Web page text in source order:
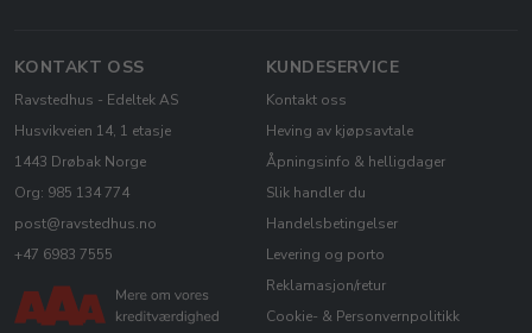
KONTAKT OSS
Ravstedhus - Edeltek AS
Husvikveien 14, 1 etasje
1443 Drøbak Norge
Org: 985 134 774
post@ravstedhus.no
+47 6983 7555
KUNDESERVICE
Kontakt oss
Heving av kjøpsavtale
Åpningsinfo & helligdager
Slik handler du
Handelsbetingelser
Levering og porto
Reklamasjon/retur
Cookie- & Personvernpolitikk